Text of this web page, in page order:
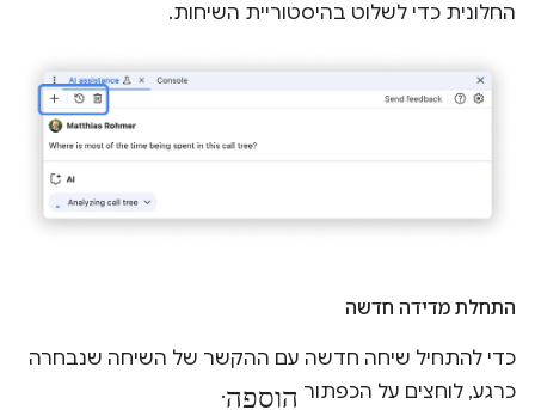
החלונית כדי לשלוט בהיסטוריית השיחות.
התחלת מדידה חדשה
כדי להתחיל שיחה חדשה עם ההקשר של השיחה שנבחרה
כרגע, לוחצים על הכפתור הוספה.